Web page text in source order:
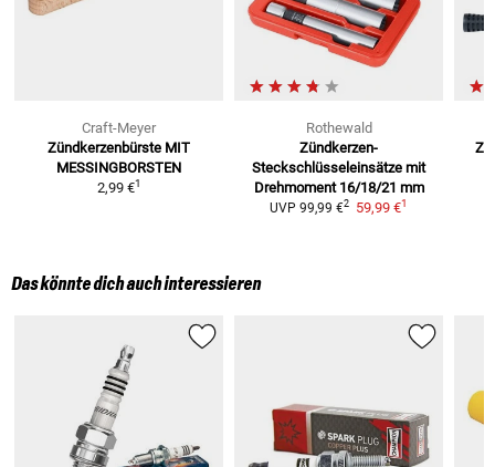
Craft-Meyer
Zündkerzenbürste MIT
MESSINGBORSTEN
2,99 €1
Rothewald
Zündkerzen-
Steckschlüsseleinsätze mit
Drehmoment 16/18/21 mm
UVP 99,99 €2 59,99 €1
Das könnte dich auch interessieren